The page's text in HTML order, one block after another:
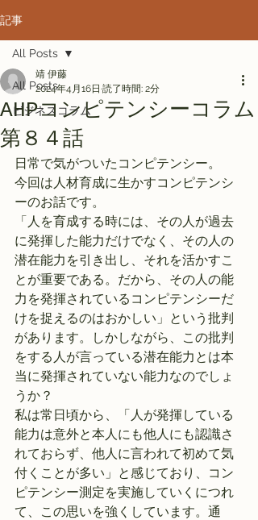
記事
All Posts
ビジネスコラム
All Posts
AHPコンピテンシーコラム
第８４話
靖 伊藤
2024年4月16日 読了時間: 2分
日常で気がついたコンピテンシー。
今回は人材育成に生かすコンピテンシ
ーのお話です。
「人を育成する時には、その人が過去
に発揮した能力だけでなく、その人の
潜在能力を引き出し、それを活かすこ
とが重要である。だから、その人の能
力を発揮されているコンピテンシーだ
けを捉えるのはおかしい」という批判
があります。しかしながら、この批判
をする人が言っている潜在能力とは本
当に発揮されていない能力なのでしょ
うか？
私は常日頃から、「人が発揮している
能力は意外と本人にも他人にも認識さ
れておらず、他人に言われて初めて気
付くことが多い」と感じており、コン
ピテンシー測定を実施していくにつれ
て、この思いを強くしています。通